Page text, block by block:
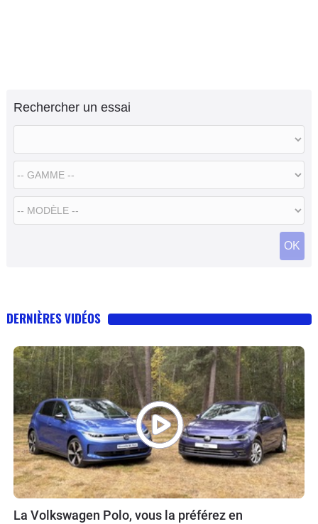
Rechercher un essai
OK
DERNIÈRES VIDÉOS
La Volkswagen Polo, vous la préférez en